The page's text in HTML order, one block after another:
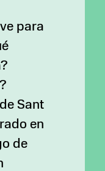
para
Sant
en
de